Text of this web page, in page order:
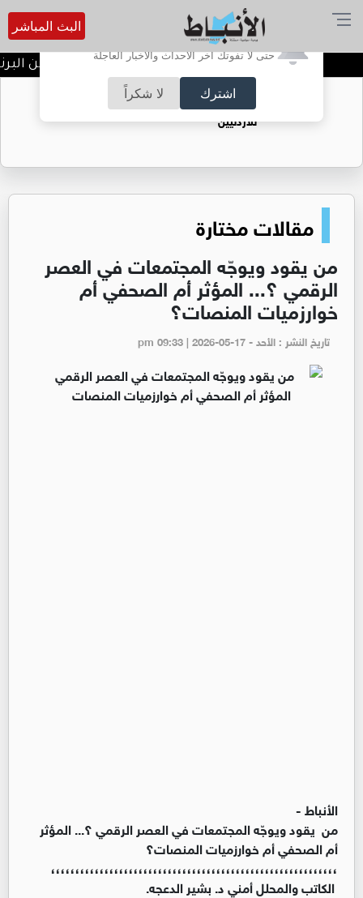
أترغب في تفعيل الإشعارات؟
حتى لا تفوتك آخر الأحداث والأخبار العاجلة
اشترك لا شكراً
البث المباشر
ندوة تعاين التراث الأردني ضمن
حقل الريشة حين يتحول الغاز إلى فرص عمل
للأردنيين
مقالات مختارة
من يقود ويوجّه المجتمعات في العصر
الرقمي ؟... المؤثر أم الصحفي أم
خوارزميات المنصات؟
تاريخ النشر : الأحد - pm 09:33 | 2026-05-17
الأنباط -
من يقود ويوجّه المجتمعات في العصر الرقمي ؟... المؤثر
أم الصحفي أم خوارزميات المنصات؟
،،،،،،،،،،،،،،،،،،،،،،،،،،،،،،،،،،،،،،،،،،،،،،،،،،،،،،،،،،،
الكاتب والمحلل أمني د. بشير الدعجه.